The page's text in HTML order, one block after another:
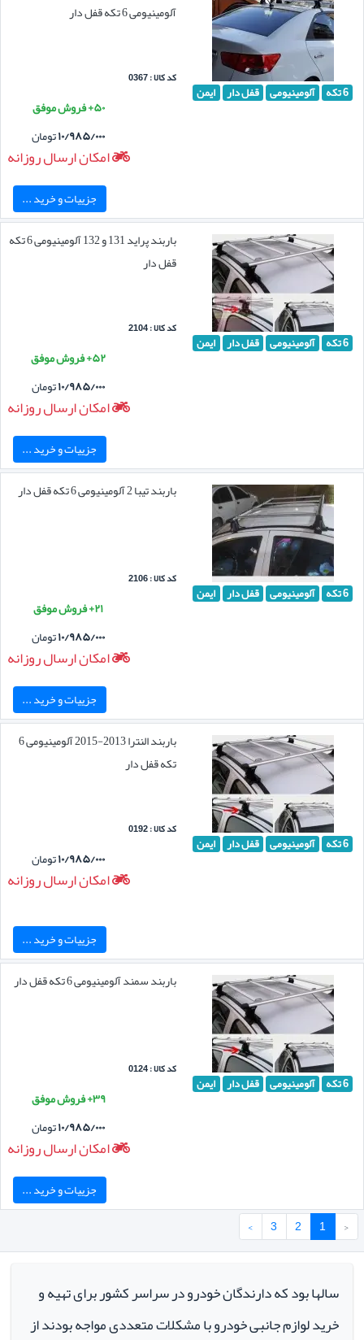
6 تکه آلومینیومی قفل دار ایمن
آلومینیومی 6 تکه قفل دار
کد کالا : 0367
۵۰+ فروش موفق
۱۰/۹۸۵/۰۰۰تومان
امکان ارسال روزانه
جزییات و خرید ...
6 تکه آلومینیومی قفل دار ایمن
باربند پراید 131 و 132 آلومینیومی 6 تکه
قفل دار
کد کالا : 2104
۵۲+ فروش موفق
۱۰/۹۸۵/۰۰۰تومان
امکان ارسال روزانه
جزییات و خرید ...
6 تکه آلومینیومی قفل دار ایمن
باربند تیبا 2 آلومینیومی 6 تکه قفل دار
کد کالا : 2106
۲۱+ فروش موفق
۱۰/۹۸۵/۰۰۰تومان
امکان ارسال روزانه
جزییات و خرید ...
6 تکه آلومینیومی قفل دار ایمن
باربند النترا 2013-2015 آلومینیومی 6
تکه قفل دار
کد کالا : 0192
۱۰/۹۸۵/۰۰۰تومان
امکان ارسال روزانه
جزییات و خرید ...
6 تکه آلومینیومی قفل دار ایمن
باربند سمند آلومینیومی 6 تکه قفل دار
کد کالا : 0124
۳۹+ فروش موفق
۱۰/۹۸۵/۰۰۰تومان
امکان ارسال روزانه
جزییات و خرید ...
‹
1
2
3
›
سالها بود که دارندگان خودرو در سراسر کشور برای تهیه و
خرید لوازم جانبی خودرو با مشکلات متعددی مواجه بودند از